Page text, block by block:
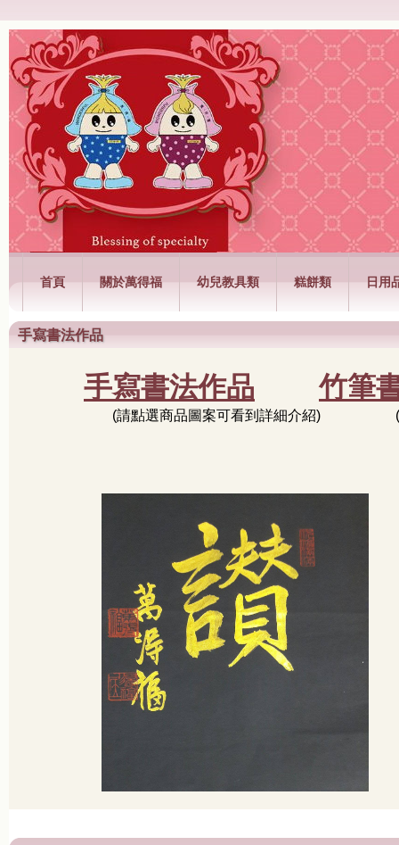
萬得福興業有限公司
首頁 關於萬得福 幼兒教具類 糕餅類 日用
手寫書法作品
手寫書法作品 竹筆
(請點選商品圖案可看到詳細介紹)